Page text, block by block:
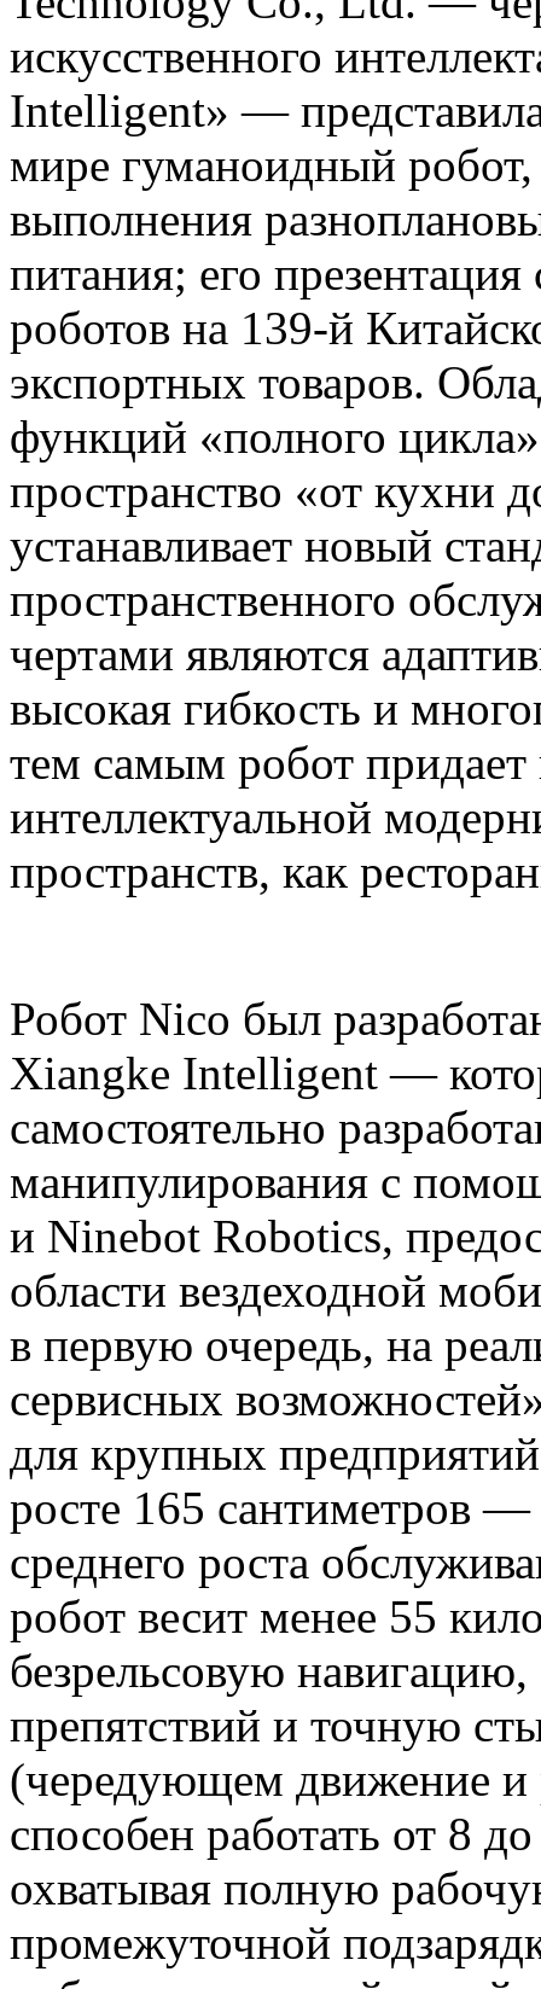
искусственного
Intelligent» —
мире гуманоидный
выполнения
питания; его
роботов на 139-й
экспортных товаров.
функций «полного
пространство «от кухни
устанавливает новый
пространственного
чертами являются
высокая гибкость и
тем самым робот
интеллектуальной
пространств, как
Робот Nico был
Xiangke Intelligent —
самостоятельно
манипулирования с
и Ninebot Robotics,
области вездеходной
в первую очередь, на
сервисных
для крупных
росте 165 сантиметров
среднего роста
робот весит менее 55
безрельсовую
препятствий и точную
(чередующем движение
способен работать от 8
охватывая полную
промежуточной